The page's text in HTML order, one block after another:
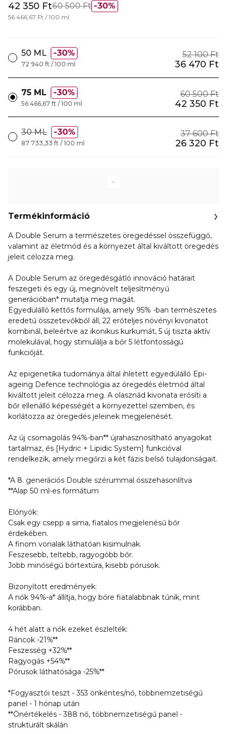
30%
42 350 Ft60 500 Ft
56 466,67 Ft / 100 ml
50 ML 30% 52 100 Ft
36 470 Ft
72 940 ft / 100 ml
75 ML 30% 60 500 Ft
42 350 Ft
56 466,67 ft / 100 ml
30 ML 30% 37 600 Ft
26 320 Ft
87 733,33 ft / 100 ml
Termékinformáció
A Double Serum a természetes öregedéssel összefüggő,
valamint az életmód és a környezet által kiváltott öregedés
jeleit célozza meg.
A Double Serum az öregedésgátló innováció határait
feszegeti és egy új, megnövelt teljesítményű
generációban* mutatja meg magát.
Egyedülálló kettős formulája, amely 95% -ban természetes
eredetű összetevőkből áll, 22 erőteljes növényi kivonatot
kombinál, beleértve az ikonikus kurkumát, 5 új tiszta aktív
molekulával, hogy stimulálja a bőr 5 létfontosságú
funkcióját.
Az epigenetika tudománya által ihletett egyedülálló Epi-
ageing Defence technológia az öregedés életmód által
kiváltott jeleit célozza meg. A olasznád kivonata erősíti a
bőr ellenálló képességét a környezettel szemben, és
korlátozza az öregedés jeleinek megjelenését.
Az új csomagolás 94%-ban** újrahasznosítható anyagokat
tartalmaz, és [Hydric + Lipidic System] funkcióval
rendelkezik, amely megőrzi a két fázis belső tulajdonságait.
*A 8. generációs Double szérummal összehasonlítva
**Alap 50 ml-es formátum
Előnyök:
Csak egy csepp a sima, fiatalos megjelenésű bőr
érdekében.
A finom vonalak láthatóan kisimulnak.
Feszesebb, teltebb, ragyogóbb bőr.
Jobb minőségű bőrtextúra, kisebb pórusok.
Bizonyított eredmények:
A nők 94%-a* állítja, hogy bőre fiatalabbnak tűnik, mint
korábban.
4 hét alatt a nők ezeket észlelték:
Ráncok -21%**
Feszesség +32%**
Ragyogás +54%**
Pórusok láthatósága -25%**
*Fogyasztói teszt - 353 önkéntes/nő, többnemzetiségű
panel - 1 hónap után
**Önértékelés - 388 nő, többnemzetiségű panel -
strukturált skálán